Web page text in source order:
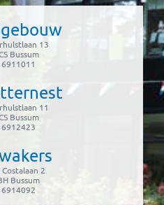
13
Bussum
11
Bussum
Costalaan 2
Bussum